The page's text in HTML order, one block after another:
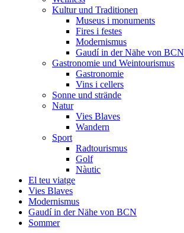
Kultur und Traditionen
Museus i monuments
Fires i festes
Modernismus
Gaudí in der Nähe von BCN
Gastronomie und Weintourismus
Gastronomie
Vins i cellers
Sonne und strände
Natur
Vies Blaves
Wandern
Sport
Radtourismus
Golf
Nàutic
El teu viatge
Vies Blaves
Modernismus
Gaudí in der Nähe von BCN
Sommer